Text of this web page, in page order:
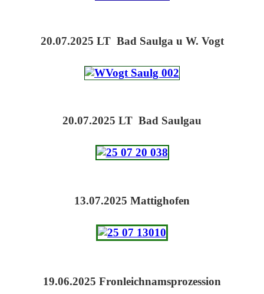
20.07.2025 LT Bad Saulga u W. Vogt
20.07.2025 LT Bad Saulgau
13.07.2025 Mattighofen
19.06.2025 Fronleichnamsprozession